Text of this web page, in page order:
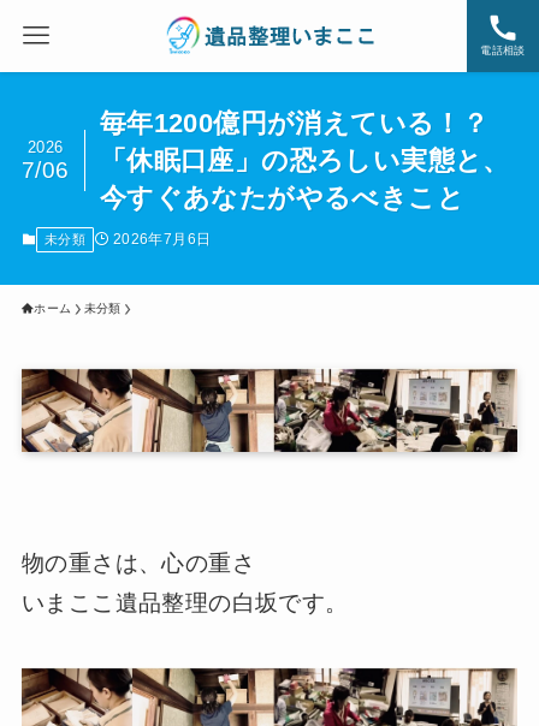
電話相談
毎年1200億円が消えている！？
「休眠口座」の恐ろしい実態と、
今すぐあなたがやるべきこと
2026
7/06
未分類 2026年7月6日
ホーム 未分類
物の重さは、心の重さ
いまここ遺品整理の白坂です。